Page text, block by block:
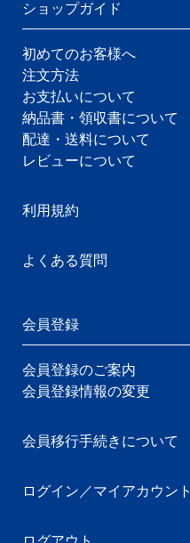
ショップガイド
初めてのお客様へ
注文方法
お支払いについて
納品書・領収書について
配達・送料について
レビューについて
利用規約
よくある質問
会員登録
会員登録のご案内
会員登録情報の変更
会員移行手続きについて
ログイン／マイアカウント